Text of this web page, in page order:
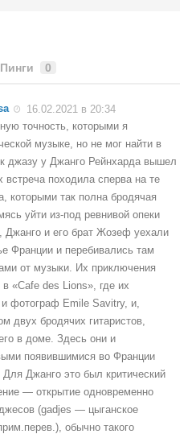
Пинги 0
16.02.2021 в 20:34
точность, которыми я
музыке, но не мог найти в
джазу у Джанго Рейнхарда вышел
походила сперва на те
которыми так полна бродячая
уйти из-под ревнивой опеки
Джанго и его брат Жозеф уехали
Франции и перебивались там
от музыки. Их приключения
«Cafe des Lions», где их
фотограф Emile Savitry, и,
двух бродячих гитаристов,
в доме. Здесь они и
появившимися во Франции
Джанго это был критический
— открытие одновременно
(gadjes — цыганское
обычно такого